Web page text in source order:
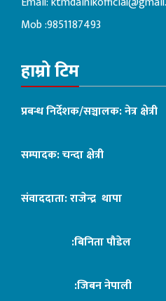
Mob :9851187493
हाम्रो टिम
प्रबन्ध निर्देशक/सञ्चालक: नेत्र क्षेत्री
सम्पादक: चन्दा क्षेत्री
संवाददाता: राजेन्द्र थापा
:बिनिता पौडेल
:जिबन नेपाली